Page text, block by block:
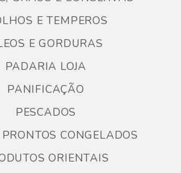
E TEMPEROS
E GORDURAS
PADARIA LOJA
PANIFICAÇÃO
PESCADOS
CONGELADOS
ORIENTAIS